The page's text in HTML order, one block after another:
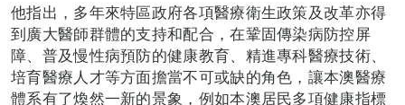
他指出，多年來特區政府各項醫療衛生政策及改革亦得
到廣大醫師群體的支持和配合，在鞏固傳染病防控屏
障、普及慢性病預防的健康教育、精進專科醫療技術、
培育醫療人才等方面擔當不可或缺的角色，讓本澳醫療
體系有了煥然一新的景象，例如本澳居民多項健康指標